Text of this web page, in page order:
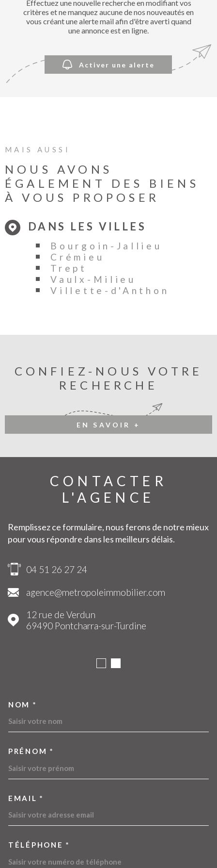
CHEZ
Effectuez une nouvelle recherche en modifiant vos
critères et ne manquez aucune de nos nouveautés en
vous créant une alerte mail afin d'être averti quand
une annonce est en ligne.
Activer une alerte
MAIS AUSSI
NOUS AVONS
ÉGALEMENT DES BIENS
À VOUS PROPOSER
DANS LES VILLES
Bourgoin-Jallieu
Crémieu
Trept
Vaulx-Milieu
Villette-d'Anthon
CONFIEZ-NOUS VOTRE
RECHERCHE
EN SAVOIR +
CONTACTER
L'AGENCE
Remplissez ce formulaire, nous ferons de notre mieux
pour vous répondre dans les meilleurs délais.
04 51 26 27 24
agence@metropoleimmobilier.com
12 rue de Verdun
69490
Pontcharra-sur-Turdine
NOM *
PRÉNOM *
EMAIL *
TÉLÉPHONE *